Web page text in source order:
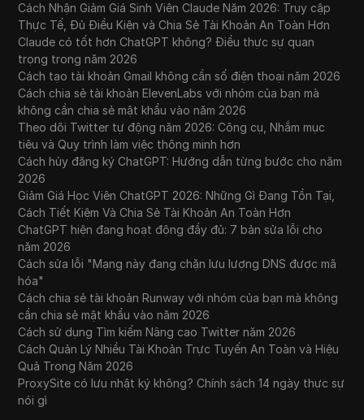
Cách Nhận Giảm Giá Sinh Viên Claude Năm 2026: Truy cập
Thực Tế, Đủ Điều Kiện và Chia Sẻ Tài Khoản An Toàn Hơn
Claude có tốt hơn ChatGPT không? Điều thực sự quan
trọng trong năm 2026
Cách tạo tài khoản Gmail không cần số điện thoại năm 2026
Cách chia sẻ tài khoản ElevenLabs với nhóm của bạn mà
không cần chia sẻ mật khẩu vào năm 2026
Theo dõi Twitter tự động năm 2026: Công cụ, Nhắm mục
tiêu và Quy trình làm việc thông minh hơn
Cách hủy đăng ký ChatGPT: Hướng dẫn từng bước cho năm
2026
Giảm Giá Học Viên ChatGPT 2026: Những Gì Đang Tồn Tại,
Cách Tiết Kiệm Và Chia Sẻ Tài Khoản An Toàn Hơn
ChatGPT hiện đang hoạt động đầy đủ: 7 bản sửa lỗi cho
năm 2026
Cách sửa lỗi "Mạng này đang chặn lưu lượng DNS được mã
hóa"
Cách chia sẻ tài khoản Runway với nhóm của bạn mà không
cần chia sẻ mật khẩu vào năm 2026
Cách sử dụng Tìm kiếm Nâng cao Twitter năm 2026
Cách Quản Lý Nhiều Tài Khoản Trực Tuyến An Toàn và Hiệu
Quả Trong Năm 2026
ProxySite có lưu nhật ký không? Chính sách 14 ngày thực sự
nói gì